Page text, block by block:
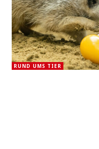
RUND UMS TIER